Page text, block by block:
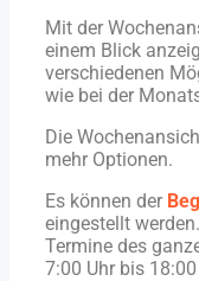
Mit der
einem Blick
verschiedenen
wie bei der
Die
mehr Optionen.
Es können der
eingestellt
Termine des
7:00 Uhr bis